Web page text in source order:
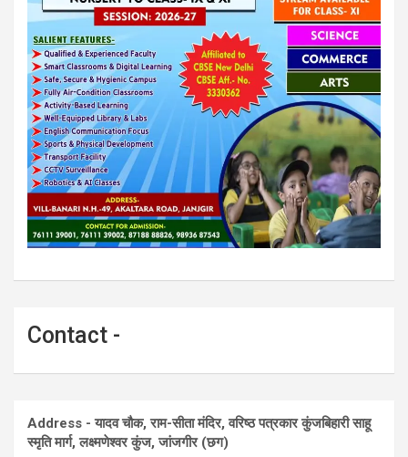
Contact -
Address - यादव चौक, राम-सीता मंदिर, वरिष्ठ पत्रकार कुंजबिहारी साहू
स्मृति मार्ग, लक्ष्मणेश्वर कुंज, जांजगीर (छग)